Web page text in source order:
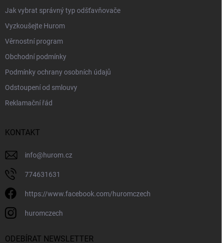
Jak vybrat správný typ odšťavňovače
Vyzkoušejte Hurom
Věrnostní program
Obchodní podmínky
Podmínky ochrany osobních údajů
Odstoupení od smlouvy
Reklamační řád
KONTAKT
info@hurom.cz
774631631
https://www.facebook.com/huromczech
huromczech
ODEBÍRAT NEWSLETTER